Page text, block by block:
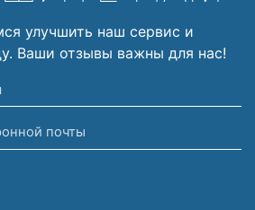
улучшить наш сервис и
Ваши отзывы важны для нас!